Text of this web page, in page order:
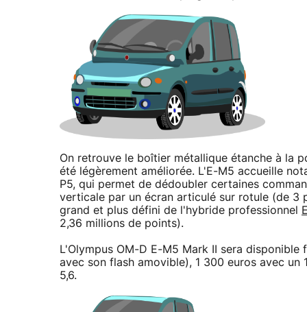
On retrouve le boîtier métallique étanche à la
été légèrement améliorée. L'E-M5 accueille
P5, qui permet de dédoubler certaines
verticale par un écran articulé sur rotule (de 3
grand et plus défini de l'hybride professionnel
2,36 millions de points).
L'Olympus OM-D E-M5 Mark II sera
avec son flash amovible), 1 300 euros avec
5,6.